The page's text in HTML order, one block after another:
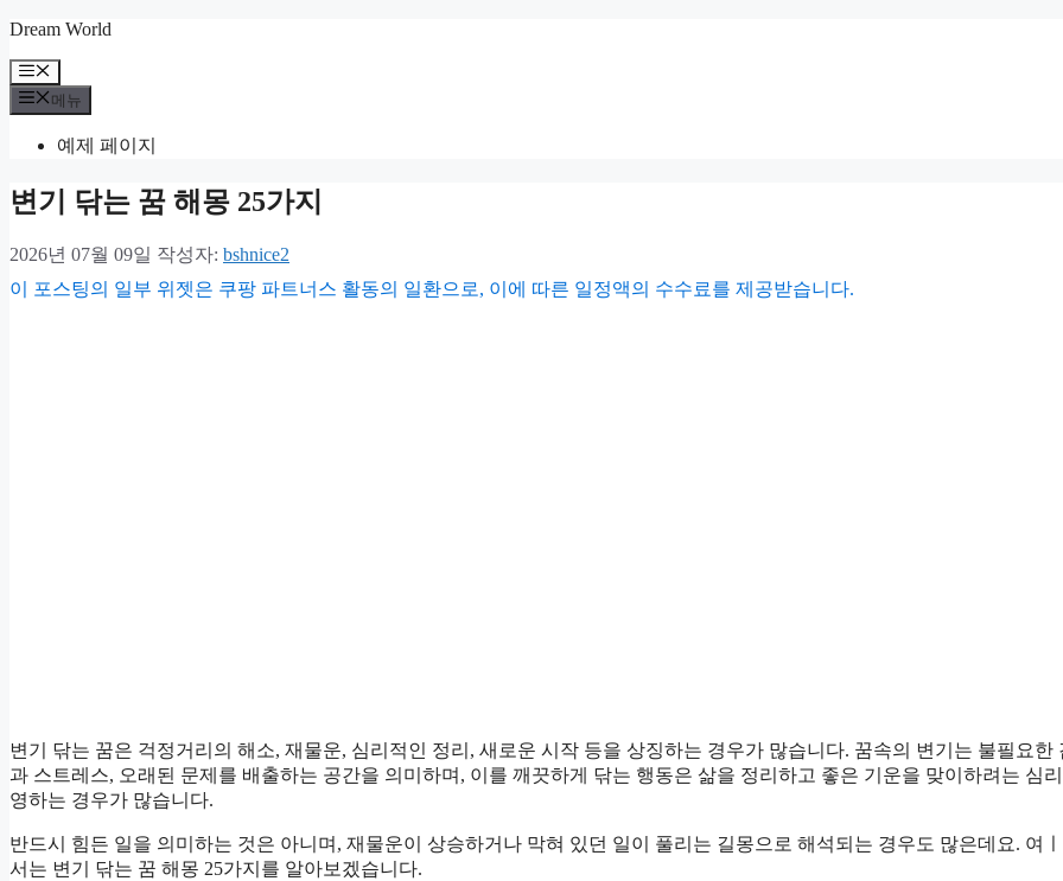
컨
츠
로
기
Dream World
메
뉴
메뉴
예제 페이지
변기 닦는 꿈 해몽 25가지
2026년 07월 09일 작성자: bshnice2
이 포스팅의 일부 위젯은 쿠팡 파트너스 활동의 일환으로, 이에 따른 일정액의 수수료를 제공받습니다.
변기 닦는 꿈은 걱정거리의 해소, 재물운, 심리적인 정리, 새로운 시작 등을 상징하는 경우가 많습니다. 꿈속의 변기는 불필요한
과 스트레스, 오래된 문제를 배출하는 공간을 의미하며, 이를 깨끗하게 닦는 행동은 삶을 정리하고 좋은 기운을 맞이하려는 심
영하는 경우가 많습니다.
반드시 힘든 일을 의미하는 것은 아니며, 재물운이 상승하거나 막혀 있던 일이 풀리는 길몽으로 해석되는 경우도 많은데요. 여ㅣ
서는 변기 닦는 꿈 해몽 25가지를 알아보겠습니다.